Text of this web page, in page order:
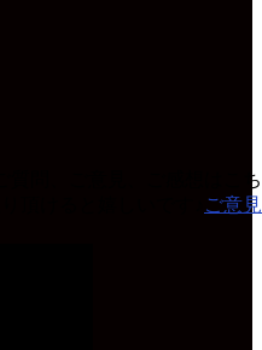
ご質問、ご意見、ご感想はこ
ご意